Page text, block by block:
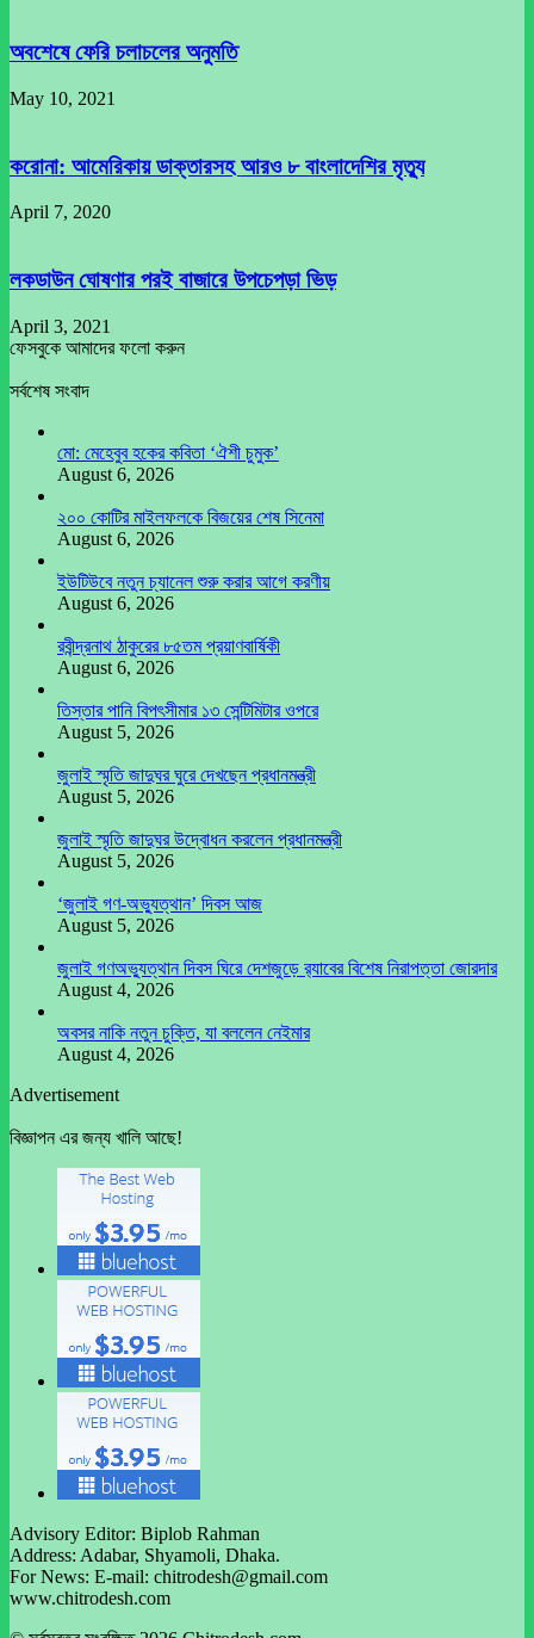
অবশেষে ফেরি চলাচলের অনুমতি
May 10, 2021
করোনা: আমেরিকায় ডাক্তারসহ আরও ৮ বাংলাদেশির মৃত্যু
April 7, 2020
লকডাউন ঘোষণার পরই বাজারে উপচেপড়া ভিড়
April 3, 2021
ফেসবুকে আমাদের ফলো করুন
সর্বশেষ সংবাদ
মো: মেহেবুব হকের কবিতা ‘ঐশী চুমুক’
August 6, 2026
২০০ কোটির মাইলফলকে বিজয়ের শেষ সিনেমা
August 6, 2026
ইউটিউবে নতুন চ্যানেল শুরু করার আগে করণীয়
August 6, 2026
রবীন্দ্রনাথ ঠাকুরের ৮৫তম প্রয়াণবার্ষিকী
August 6, 2026
তিস্তার পানি বিপৎসীমার ১৩ সেন্টিমিটার ওপরে
August 5, 2026
জুলাই স্মৃতি জাদুঘর ঘুরে দেখছেন প্রধানমন্ত্রী
August 5, 2026
জুলাই স্মৃতি জাদুঘর উদ্বোধন করলেন প্রধানমন্ত্রী
August 5, 2026
‘জুলাই গণ-অভ্যুত্থান’ দিবস আজ
August 5, 2026
জুলাই গণঅভ্যুত্থান দিবস ঘিরে দেশজুড়ে র‌্যাবের বিশেষ নিরাপত্তা জোরদার
August 4, 2026
অবসর নাকি নতুন চুক্তি, যা বললেন নেইমার
August 4, 2026
Advertisement
বিজ্ঞাপন এর জন্য খালি আছে!
Advisory Editor: Biplob Rahman
Address: Adabar, Shyamoli, Dhaka.
For News: E-mail: chitrodesh@gmail.com
www.chitrodesh.com